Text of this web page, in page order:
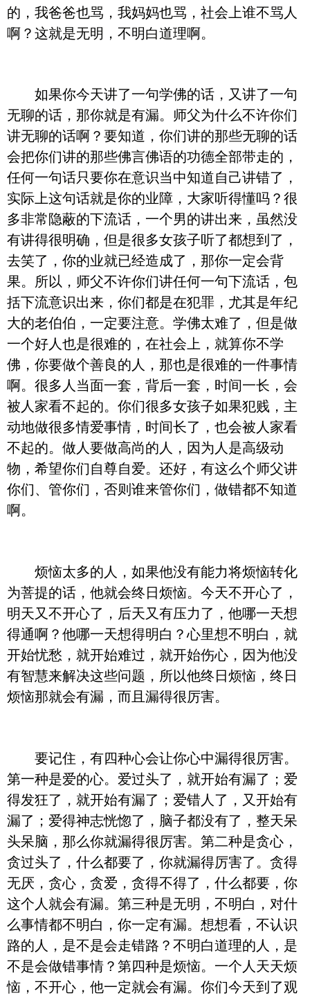
的，我爸爸也骂，我妈妈也骂，社会上谁不骂人
啊？这就是无明，不明白道理啊。
如果你今天讲了一句学佛的话，又讲了一句
无聊的话，那你就是有漏。师父为什么不许你们
讲无聊的话啊？要知道，你们讲的那些无聊的话
会把你们讲的那些佛言佛语的功德全部带走的，
任何一句话只要你在意识当中知道自己讲错了，
实际上这句话就是你的业障，大家听得懂吗？很
多非常隐蔽的下流话，一个男的讲出来，虽然没
有讲得很明确，但是很多女孩子听了都想到了，
去笑了，你的业就已经造成了，那你一定会背
果。所以，师父不许你们讲任何一句下流话，包
括下流意识出来，你们都是在犯罪，尤其是年纪
大的老伯伯，一定要注意。学佛太难了，但是做
一个好人也是很难的，在社会上，就算你不学
佛，你要做个善良的人，那也是很难的一件事情
啊。很多人当面一套，背后一套，时间一长，会
被人家看不起的。你们很多女孩子如果犯贱，主
动地做很多情爱事情，时间长了，也会被人家看
不起的。做人要做高尚的人，因为人是高级动
物，希望你们自尊自爱。还好，有这么个师父讲
你们、管你们，否则谁来管你们，做错都不知道
啊。
烦恼太多的人，如果他没有能力将烦恼转化
为菩提的话，他就会终日烦恼。今天不开心了，
明天又不开心了，后天又有压力了，他哪一天想
得通啊？他哪一天想得明白？心里想不明白，就
开始忧愁，就开始难过，就开始伤心，因为他没
有智慧来解决这些问题，所以他终日烦恼，终日
烦恼那就会有漏，而且漏得很厉害。
要记住，有四种心会让你心中漏得很厉害。
第一种是爱的心。爱过头了，就开始有漏了；爱
得发狂了，就开始有漏了；爱错人了，又开始有
漏了；爱得神志恍惚了，脑子都没有了，整天呆
头呆脑，那么你就漏得很厉害。第二种是贪心，
贪过头了，什么都要了，你就漏得厉害了。贪得
无厌，贪心，贪爱，贪得不得了，什么都要，你
这个人就会有漏。第三种是无明，不明白，对什
么事情都不明白，你一定有漏。想想看，不认识
路的人，是不是会走错路？不明白道理的人，是
不是会做错事情？第四种是烦恼。一个人天天烦
恼，不开心，他一定就会有漏。你们今天到了观